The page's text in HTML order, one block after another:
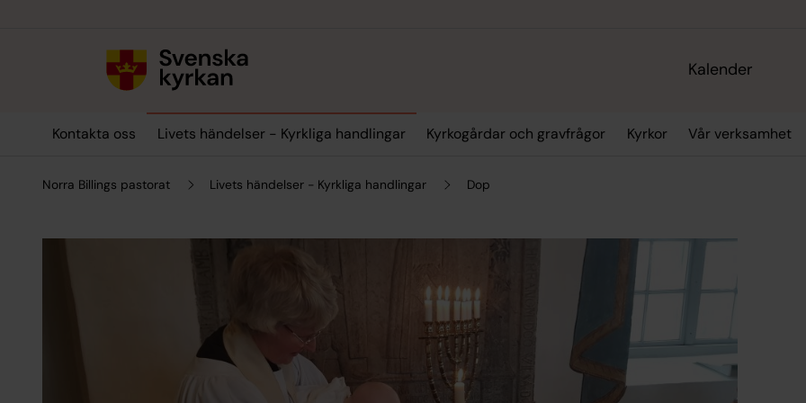
Kalender
Kontakta oss Livets händelser - Kyrkliga handlingar Kyrkogårdar och gravfrågor Kyrkor Vår verksamhet
Norra Billings pastorat Livets händelser - Kyrkliga handlingar Dop